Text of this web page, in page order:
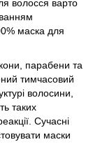
волосся варто
маска для
парабени та
тимчасовий
волосини,
таких
Сучасні
маски